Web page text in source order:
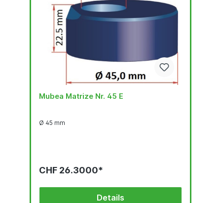
Mubea Matrize Nr. 45 E
Ø 45 mm
CHF 26.3000*
Details